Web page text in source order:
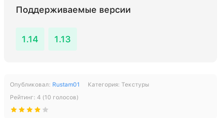
Поддерживаемые версии
1.14 1.13
Опубликовал: Rustam01 Категория: Текстуры
Рейтинг: 4 (10 голосов)